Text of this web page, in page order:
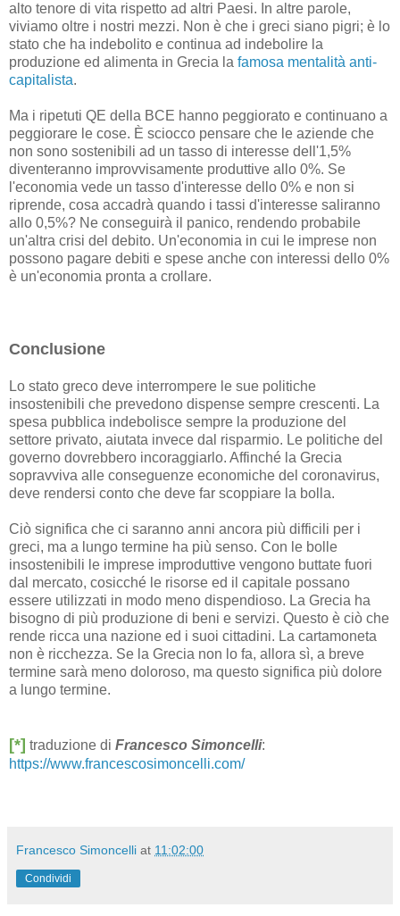
alto tenore di vita rispetto ad altri Paesi. In altre parole,
viviamo oltre i nostri mezzi. Non è che i greci siano pigri; è lo
stato che ha indebolito e continua ad indebolire la
produzione ed alimenta in Grecia la famosa mentalità anti-
capitalista.
Ma i ripetuti QE della BCE hanno peggiorato e continuano a
peggiorare le cose. È sciocco pensare che le aziende che
non sono sostenibili ad un tasso di interesse dell'1,5%
diventeranno improvvisamente produttive allo 0%. Se
l'economia vede un tasso d'interesse dello 0% e non si
riprende, cosa accadrà quando i tassi d'interesse saliranno
allo 0,5%? Ne conseguirà il panico, rendendo probabile
un'altra crisi del debito. Un'economia in cui le imprese non
possono pagare debiti e spese anche con interessi dello 0%
è un'economia pronta a crollare.
Conclusione
Lo stato greco deve interrompere le sue politiche
insostenibili che prevedono dispense sempre crescenti. La
spesa pubblica indebolisce sempre la produzione del
settore privato, aiutata invece dal risparmio. Le politiche del
governo dovrebbero incoraggiarlo. Affinché la Grecia
sopravviva alle conseguenze economiche del coronavirus,
deve rendersi conto che deve far scoppiare la bolla.
Ciò significa che ci saranno anni ancora più difficili per i
greci, ma a lungo termine ha più senso. Con le bolle
insostenibili le imprese improduttive vengono buttate fuori
dal mercato, cosicché le risorse ed il capitale possano
essere utilizzati in modo meno dispendioso. La Grecia ha
bisogno di più produzione di beni e servizi. Questo è ciò che
rende ricca una nazione ed i suoi cittadini. La cartamoneta
non è ricchezza. Se la Grecia non lo fa, allora sì, a breve
termine sarà meno doloroso, ma questo significa più dolore
a lungo termine.
[*] traduzione di Francesco Simoncelli:
https://www.francescosimoncelli.com/
Francesco Simoncelli at 11:02:00
Condividi